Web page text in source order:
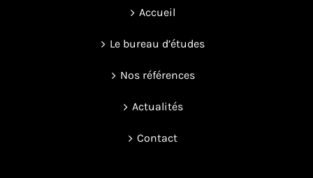
Accueil
Le bureau d’études
Nos références
Actualités
Contact